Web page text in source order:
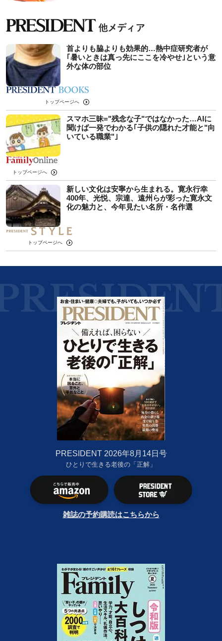
首よりも脇よりも効果的…熱中症研究者が
｢暑いときは真っ先にここを冷やせ｣という意
外な体の部位
トップページへ
スマホ三昧="残念な子"ではなかった…AIに
聞けば一発でわかる｢子供の隠れた才能と"向
いている職業"｣
トップページへ
新しい文化は安寧から生まれる。寛永行幸
400年、光悦、宗達、遠州らが彩った寛永文
化の魅力と、今年見たい名所・名作選
トップページへ
PRESIDENT 2026年8月14日号
ひとりで生きる老後の「正解」
雑誌の予約購読はこちらから